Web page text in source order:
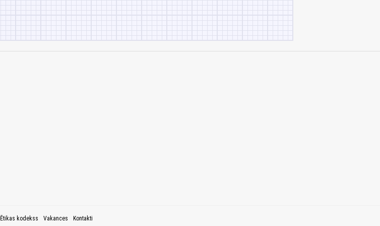
Ētikas kodekss Vakances Kontakti